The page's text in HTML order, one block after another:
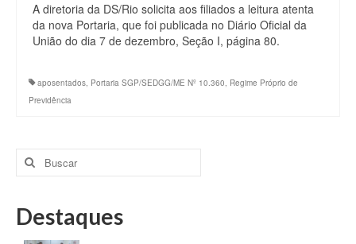
A diretoria da DS/Rio solicita aos filiados a leitura atenta
da nova Portaria, que foi publicada no Diário Oficial da
União do dia 7 de dezembro, Seção I, página 80.
aposentados, Portaria SGP/SEDGG/ME Nº 10.360, Regime Próprio de
Previdência
Buscar
por:
Destaques